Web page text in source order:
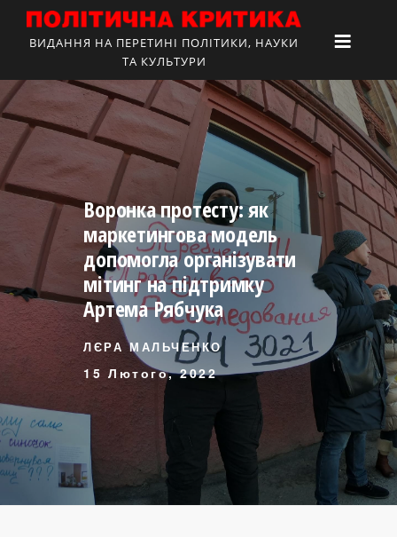
ВИДАННЯ НА ПЕРЕТИНІ ПОЛІТИКИ, НАУКИ
ТА КУЛЬТУРИ
Воронка протесту: як
маркетингова модель
допомогла організувати
мітинг на підтримку
Артема Рябчука
ЛЄРА МАЛЬЧЕНКО
15 Лютого, 2022